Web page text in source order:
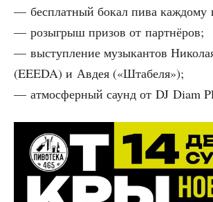
— бес­плат­ный бокал пива каж­до­му
— розыг­рыш при­зов от партнёров;
— выступ­ле­ние музы­кан­тов
(EEEDA) и Авдея («Шта­бе­ля»);
— атмо­сфер­ный саунд от DJ Diam